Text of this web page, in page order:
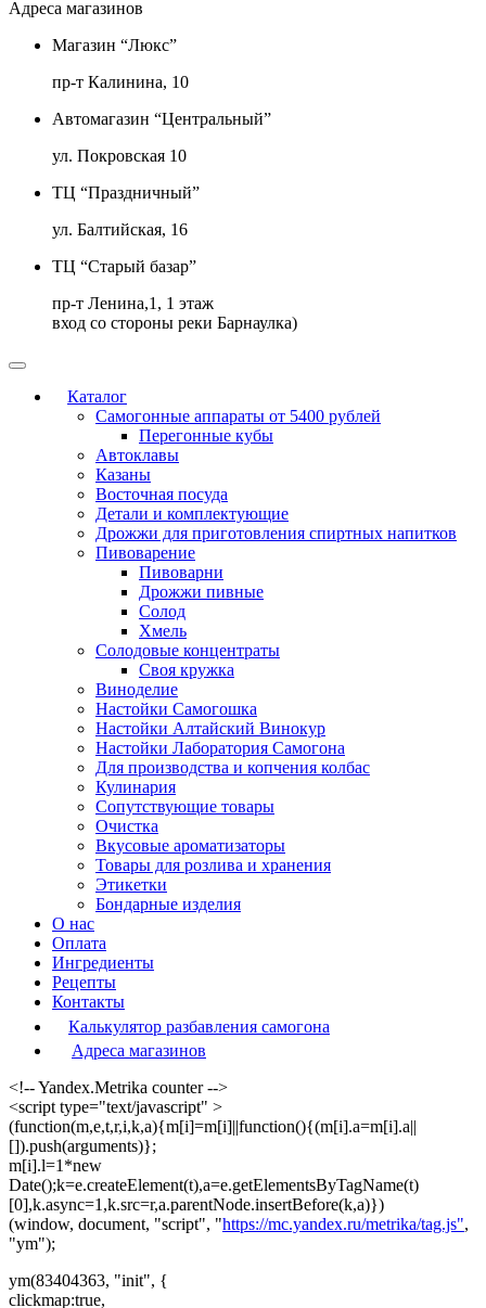
Адреса магазинов
Магазин “Люкс”
пр-т Калинина, 10
Автомагазин “Центральный”
ул. Покровская 10
ТЦ “Праздничный”
ул. Балтийская, 16
ТЦ “Старый базар”
пр-т Ленина,1, 1 этаж
вход со стороны реки Барнаулка)
Каталог
Самогонные аппараты от 5400 рублей
Перегонные кубы
Автоклавы
Казаны
Восточная посуда
Детали и комплектующие
Дрожжи для приготовления спиртных напитков
Пивоварение
Пивоварни
Дрожжи пивные
Солод
Хмель
Солодовые концентраты
Своя кружка
Виноделие
Настойки Самогошка
Настойки Алтайский Винокур
Настойки Лаборатория Самогона
Для производства и копчения колбас
Кулинария
Сопутствующие товары
Очистка
Вкусовые ароматизаторы
Товары для розлива и хранения
Этикетки
Бондарные изделия
О нас
Оплата
Ингредиенты
Рецепты
Контакты
Калькулятор разбавления самогона
Адреса магазинов
<!-- Yandex.Metrika counter -->
<script type="text/javascript" >
(function(m,e,t,r,i,k,a){m[i]=m[i]||function(){(m[i].a=m[i].a||
[]).push(arguments)};
m[i].l=1*new
Date();k=e.createElement(t),a=e.getElementsByTagName(t)
[0],k.async=1,k.src=r,a.parentNode.insertBefore(k,a)})
(window, document, "script", "https://mc.yandex.ru/metrika/tag.js",
"ym");
ym(83404363, "init", {
clickmap:true,